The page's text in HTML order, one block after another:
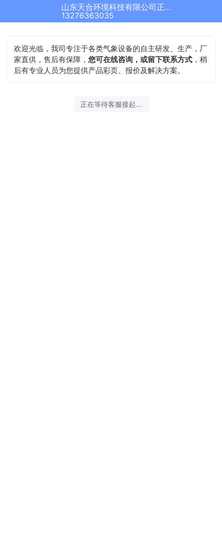
山东天合环境科技有限公司正在为您服务
13276363035
欢迎光临，我司专注于各类气象设备的自主研发、生产，厂
家直供，售后有保障，您可在线咨询，或留下联系方式 ，稍
后有专业人员为您提供产品彩页、报价及解决方案。
正在等待客服接起...